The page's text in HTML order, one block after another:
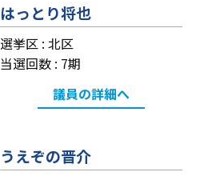
はっとり将也
選挙区 : 北区
当選回数 : 7期
議員の詳細へ
うえぞの晋介